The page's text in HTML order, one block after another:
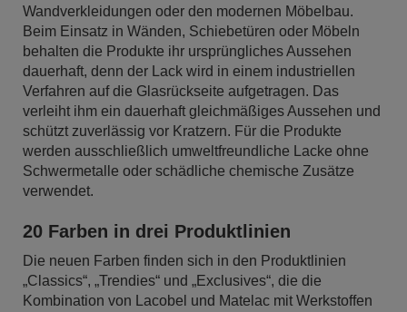
Wandverkleidungen oder den modernen Möbelbau.
Beim Einsatz in Wänden, Schiebetüren oder Möbeln
behalten die Produkte ihr ursprüngliches Aussehen
dauerhaft, denn der Lack wird in einem industriellen
Verfahren auf die Glasrückseite aufgetragen. Das
verleiht ihm ein dauerhaft gleichmäßiges Aussehen und
schützt zuverlässig vor Kratzern. Für die Produkte
werden ausschließlich umweltfreundliche Lacke ohne
Schwermetalle oder schädliche chemische Zusätze
verwendet.
20 Farben in drei Produktlinien
Die neuen Farben finden sich in den Produktlinien
„Classics“, „Trendies“ und „Exclusives“, die die
Kombination von Lacobel und Matelac mit Werkstoffen